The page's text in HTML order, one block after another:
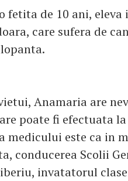
fetita de 10 ani,
care sufera de
Anamaria are
poate fi efectuata
medicului este ca in
conducerea Scolii
invatatorul